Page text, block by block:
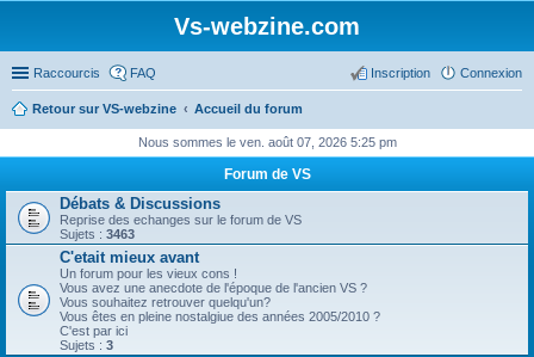
Vs-webzine.com
Raccourcis FAQ Connexion
Inscription
Retour sur VS-webzine Accueil du forum
Nous sommes le ven. août 07, 2026 5:25 pm
Forum de VS
Débats & Discussions
Reprise des echanges sur le forum de VS
Sujets : 3463
C'etait mieux avant
Un forum pour les vieux cons !
Vous avez une anecdote de l'époque de l'ancien VS ?
Vous souhaitez retrouver quelqu'un?
Vous êtes en pleine nostalgiue des années 2005/2010 ?
C'est par ici
Sujets : 3